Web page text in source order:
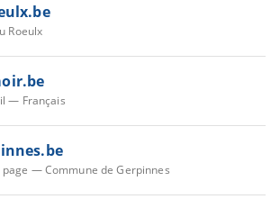
Roeulx
— Français
page — Commune de Gerpinnes